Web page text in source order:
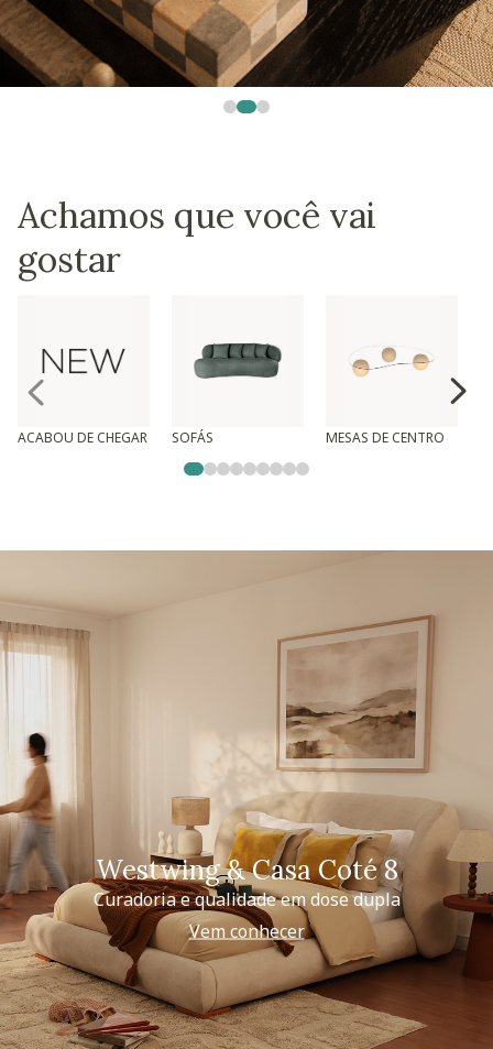
Achamos que você vai
gostar
ACABOU DE CHEGAR SOFÁS MESAS DE CENTRO
Westwing & Casa Coté 8
Curadoria e qualidade em dose dupla
Vem conhecer